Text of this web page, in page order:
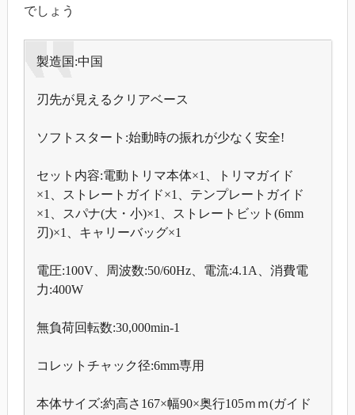
でしょう
製造国:中国
刃先が見えるクリアベース
ソフトスタート:始動時の振れが少なく安全!
セット内容:電動トリマ本体×1、トリマガイド
×1、ストレートガイド×1、テンプレートガイド
×1、スパナ(大・小)×1、ストレートビット(6mm
刃)×1、キャリーバッグ×1
電圧:100V、周波数:50/60Hz、電流:4.1A、消費電
力:400W
無負荷回転数:30,000min-1
コレットチャック径:6mm専用
本体サイズ:約高さ167×幅90×奥行105ｍｍ(ガイド